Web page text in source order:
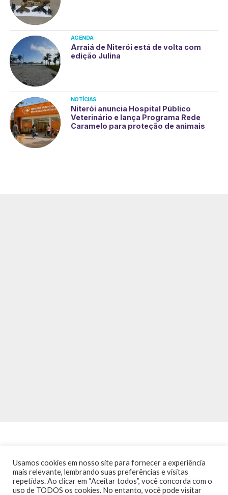
AGENDA
Arraiá de Niterói está de volta com
edição Julina
NOTÍCIAS
Niterói anuncia Hospital Público
Veterinário e lança Programa Rede
Caramelo para proteção de animais
INÍCIO NOTÍCIAS AGENDA CONTATO
TRÂNSITO NA PONTE
Usamos cookies em nosso site para fornecer a experiência
mais relevante, lembrando suas preferências e visitas
repetidas. Ao clicar em “Aceitar todos”, você concorda com o
uso de TODOS os cookies. No entanto, você pode visitar